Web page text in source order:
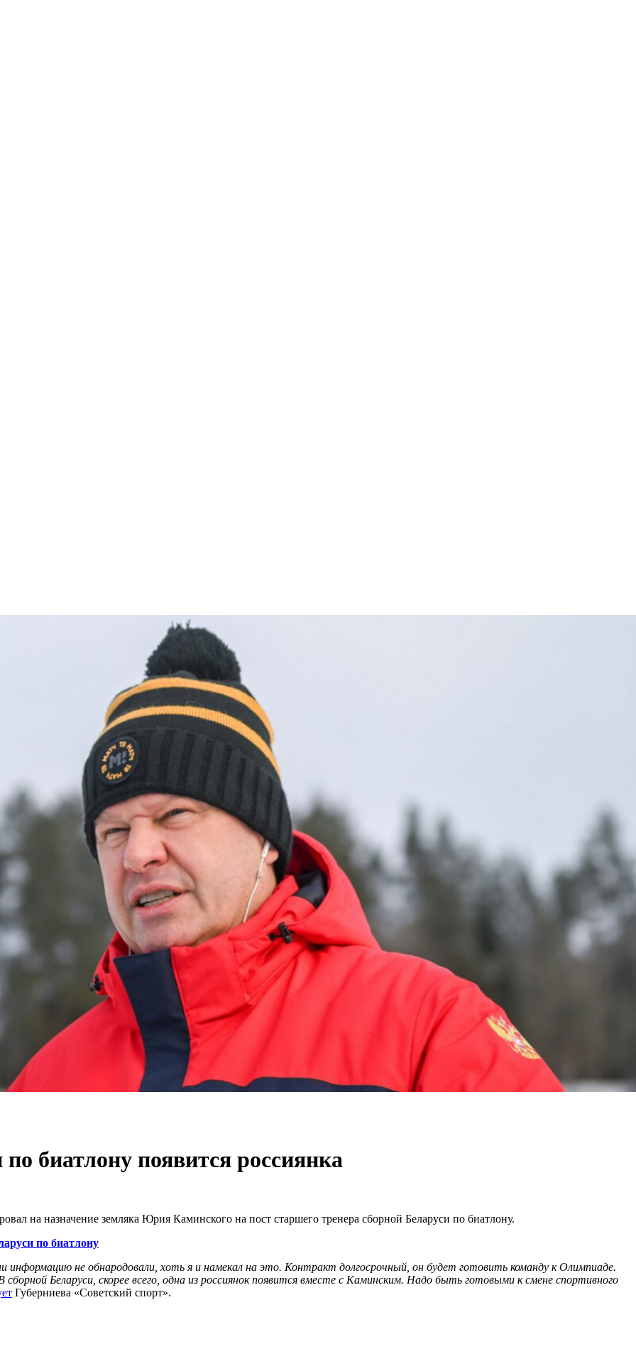
биатлону появится россиянка
на назначение земляка Юрия Каминского на пост старшего тренера сборной Беларуси по биатлону.
по биатлону
не обнародовали, хоть я и намекал на это. Контракт долгосрочный, он будет готовить команду к Олимпиаде.
Беларуси, скорее всего, одна из россиянок появится вместе с Каминским. Надо быть готовыми к смене спортивного
Губерниева «Советский спорт».